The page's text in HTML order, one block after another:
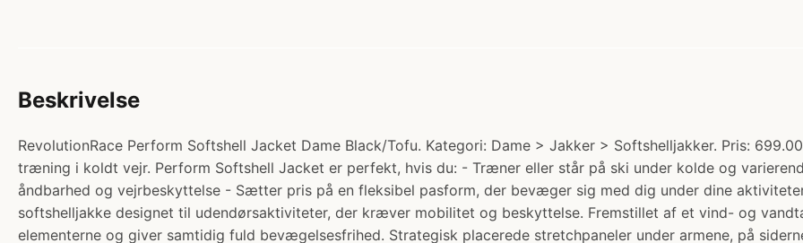
Beskrivelse
RevolutionRace Perform Softshell Jacket Dame Black/Tofu. Kategori: Dame > Jakker > Softshelljakker. Pris:
træning i koldt vejr. Perform Softshell Jacket er perfekt, hvis du: - Træner eller står på ski under kolde og
åndbarhed og vejrbeskyttelse - Sætter pris på en fleksibel pasform, der bevæger sig med dig under dine
softshelljakke designet til udendørsaktiviteter, der kræver mobilitet og beskyttelse. Fremstillet af et vind- og
elementerne og giver samtidig fuld bevægelsesfrihed. Strategisk placerede stretchpaneler under armene, på